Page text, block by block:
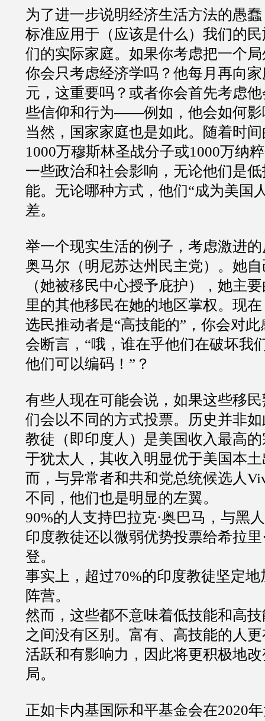
为了进一步说明经济生活方法的愚
标准应用于（应该是什么）我们的
们的实际家庭。如果你考虑把一个
你会只考虑经济学吗？他每月再向
元，这重要吗？或者你会首先考虑
些信仰和行为——例如，他会如何
当然，国家家庭也是如此。随着时
1000万穆斯林圣战分子或1000万纳
一些政治和社会影响，无论他们是
能。无论哪种方式，他们“成为美国
差。
举一个现实生活的例子，考虑激进
奥马尔（明尼苏达州民主党）。她
（她被移民中心授予庇护），她主
里的其他移民在她的地区掌权。现
选民推动者是“高技能的” ，你会对
会断言， “哦，谁在乎他们在破坏我
他们可以编码！ ” ？
有些人现在可能会说，如果这些移
们会以不同的方式投票。历史并非
教徒（即印度人）是美国收入最高
于犹太人，其收入明显优于美国本
而，与异常者和共和党总统候选人
不同，他们也是明显的左翼。
90%的人支持巴拉克·奥巴马，与黑
印度教徒还以微弱优势投票给希拉里
登。
事实上，超过70%的印度教徒坚定
阵营。
然而，这些都不意味着低技能和高
之间没有区别。富有、高技能的人
活跃和有影响力，因此将更积极地
局。
正如卡内基国际和平基金会在2020